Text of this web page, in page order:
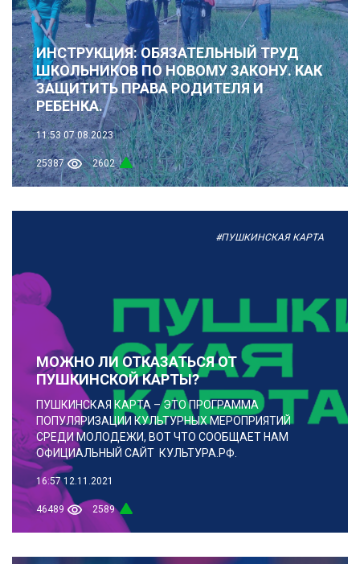
ИНСТРУКЦИЯ: ОБЯЗАТЕЛЬНЫЙ ТРУД
ШКОЛЬНИКОВ ПО НОВОМУ ЗАКОНУ. КАК
ЗАЩИТИТЬ ПРАВА РОДИТЕЛЯ И
РЕБЕНКА.
11:53 07.08.2023
25387 2602
#ПУШКИНСКАЯ КАРТА
МОЖНО ЛИ ОТКАЗАТЬСЯ ОТ
ПУШКИНСКОЙ КАРТЫ?
ПУШКИНСКАЯ КАРТА – ЭТО ПРОГРАММА
ПОПУЛЯРИЗАЦИИ КУЛЬТУРНЫХ МЕРОПРИЯТИЙ
СРЕДИ МОЛОДЕЖИ, ВОТ ЧТО СООБЩАЕТ НАМ
ОФИЦИАЛЬНЫЙ САЙТ КУЛЬТУРА.РФ.
16:57 12.11.2021
46489 2589